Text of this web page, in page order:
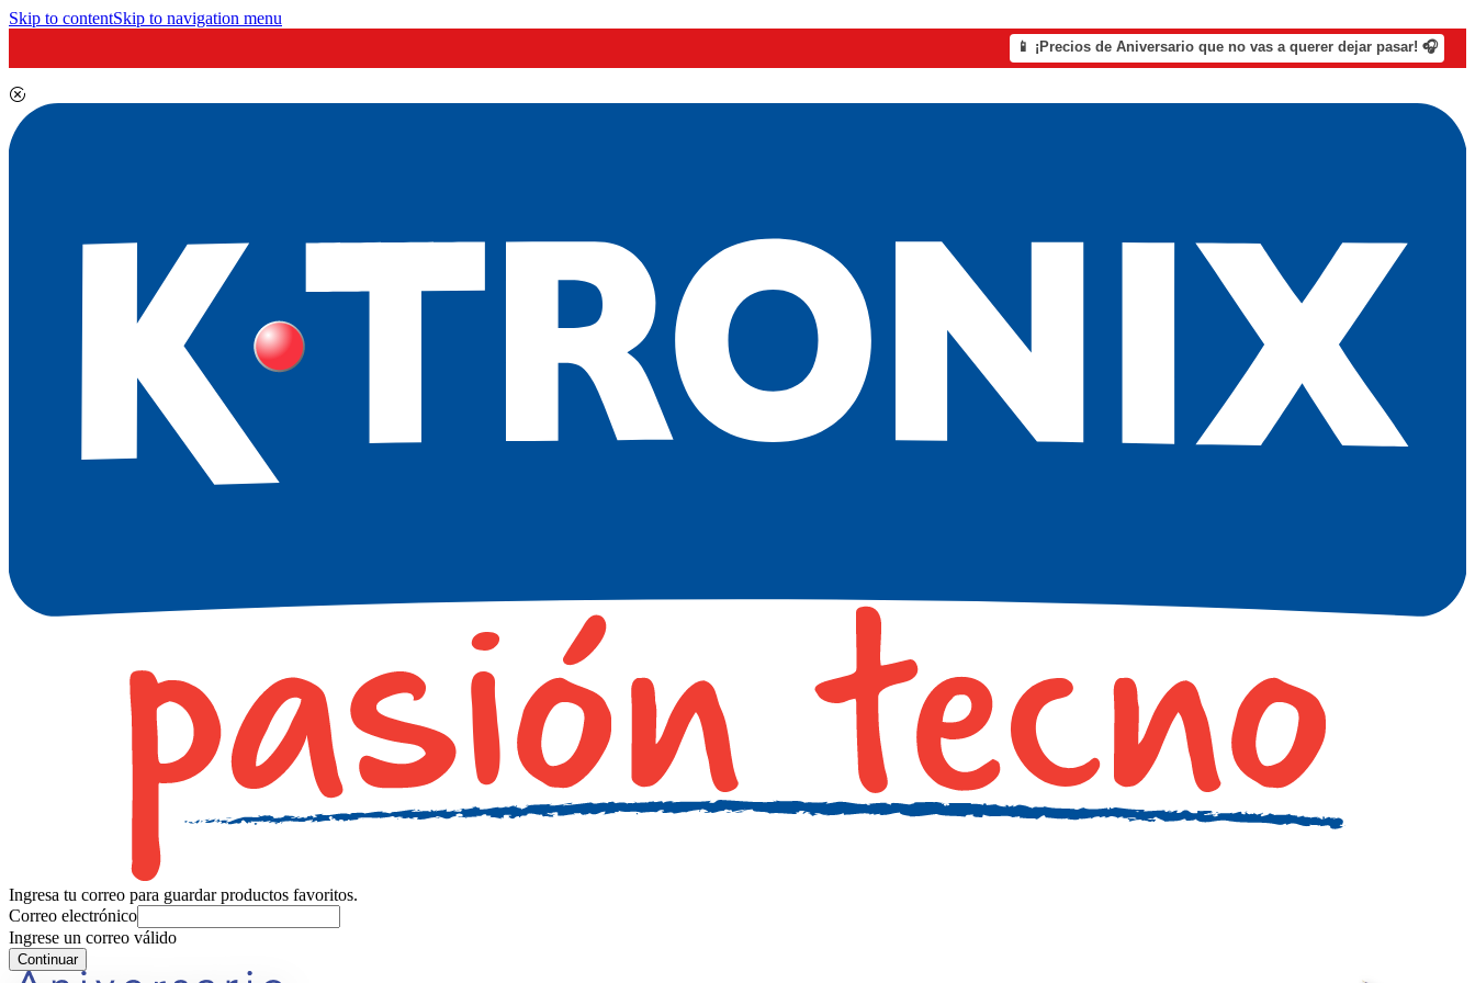
Skip to contentSkip to navigation menu
📱 ¡Precios de Aniversario que no vas a querer dejar pasar! 🎧
Ingresa tu correo para guardar productos favoritos.
Correo electrónico
Ingrese un correo válido
Continuar